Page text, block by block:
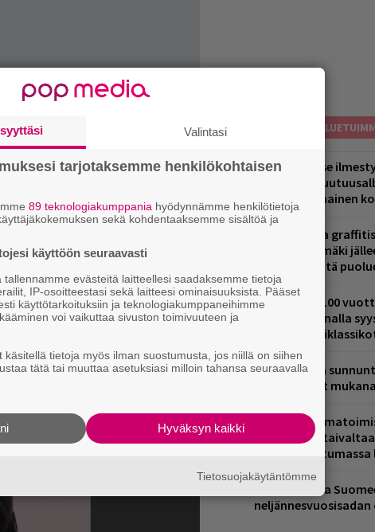
alkuvuodesta levyn.
uutta levyä, jää
Huomenna se
A.W. Yrjänän
mammuttimainen
Laittomasta
Paavo Arhinmäki
kädessä – näitä
Valtava Yle 100
Veikkaus Arenalla
myös
Tampereella
nämä artistit mukana
Mainio
10-vuotista
Weezer palaa
Valintasi
tarjotaksemme henkilökohtaisen
89 teknologiakumppania hyödynnämme henkilötietoja
sekä kohdentaaksemme sisältöä ja
käyttöön seuraavasti
evästeitä laitteellesi saadaksemme tietoja
IP-osoitteestasi sekä laitteesi ominaisuuksista. Pääset
käyttötarkoituksiin ja teknologiakumppaneihimme
voi vaikuttaa sivuston toimivuuteen ja
tietoja myös ilman suostumusta, jos niillä on siihen
tätä tai muuttaa asetuksiasi milloin tahansa seuraavalla
Hyväksyn kaikki
Tietosuojakäytäntömme